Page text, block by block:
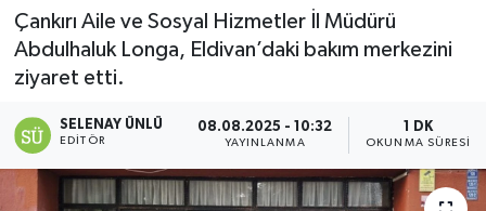
Çankırı Aile ve Sosyal Hizmetler İl Müdürü
Abdulhaluk Longa, Eldivan’daki bakım merkezini
ziyaret etti.
SELENAY ÜNLÜ
EDITÖR
08.08.2025 - 10:32
YAYINLANMA
1 DK
OKUNMA SÜRESI